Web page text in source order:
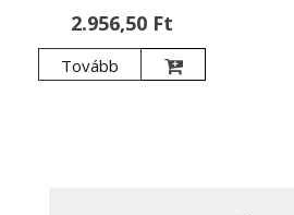
2.956,50 Ft
Tovább